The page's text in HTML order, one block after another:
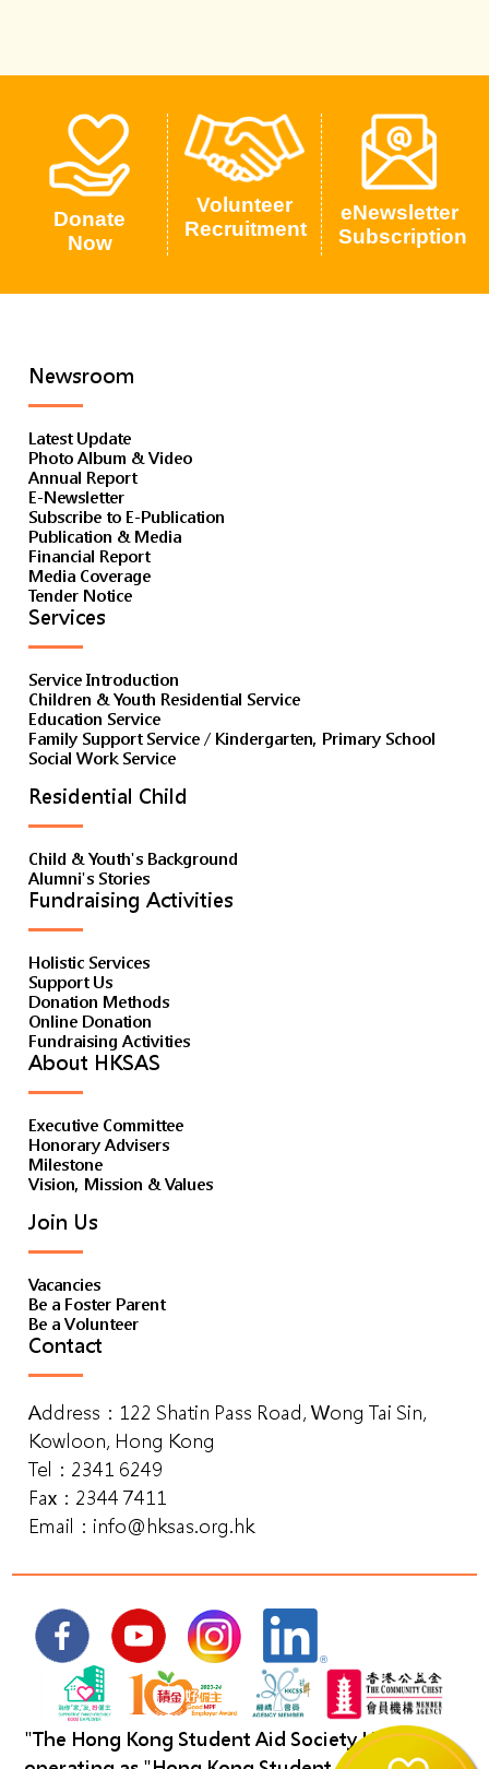
Donate
Now
Volunteer
Recruitment
eNewsletter
Subscription
Newsroom
Latest Update
Photo Album & Video
Annual Report
E-Newsletter
Subscribe to E-Publication
Publication & Media
Financial Report
Media Coverage
Tender Notice
Services
Service Introduction
Children & Youth Residential Service
Education Service
Family Support Service / Kindergarten, Primary School
Social Work Service
Residential Child
Child & Youth's Background
Alumni's Stories
Fundraising Activities
Holistic Services
Support Us
Donation Methods
Online Donation
Fundraising Activities
About HKSAS
Executive Committee
Honorary Advisers
Milestone
Vision, Mission & Values
Join Us
Vacancies
Be a Foster Parent
Be a Volunteer
Contact
Address：122 Shatin Pass Road, Wong Tai Sin,
Kowloon, Hong Kong
Tel：2341 6249
Fax：2344 7411
Email： info@hksas.org.hk
"The Hong Kong Student Aid Society Limited"